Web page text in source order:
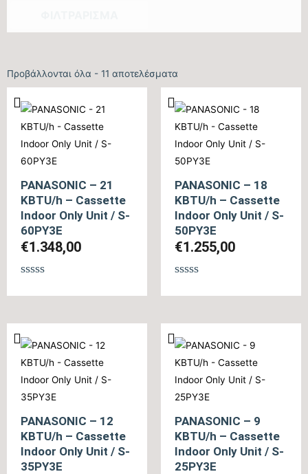
Προβάλλονται όλα - 11 αποτελέσματα
PANASONIC – 21
KBTU/h – Cassette
Indoor Only Unit / S-
60PY3E
€1.348,00
με
από
PANASONIC – 18
KBTU/h – Cassette
Indoor Only Unit / S-
50PY3E
€1.255,00
με
από
PANASONIC – 12
KBTU/h – Cassette
Indoor Only Unit / S-
35PY3E
PANASONIC – 9
KBTU/h – Cassette
Indoor Only Unit / S-
25PY3E